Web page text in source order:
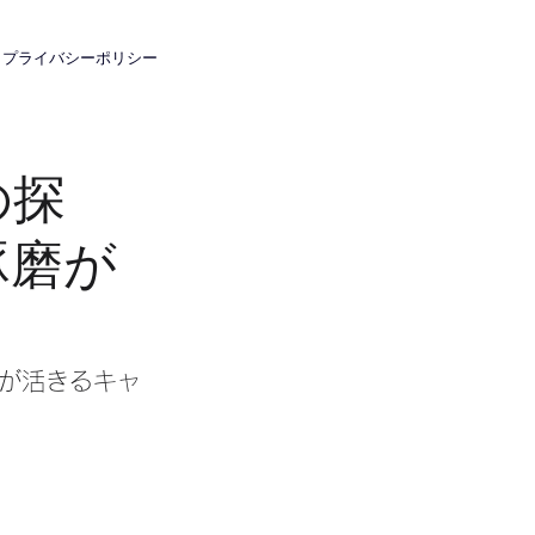
プライバシーポリシー
探
が
活きるキャ